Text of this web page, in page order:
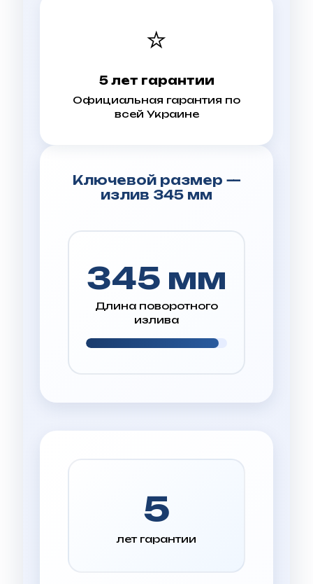
⭐
5 лет гарантии
Официальная гарантия по
всей Украине
Ключевой размер —
излив 345 мм
345 мм
Длина поворотного
излива
5
лет гарантии